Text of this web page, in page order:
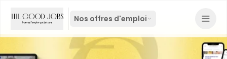
Nos offres d'emploi